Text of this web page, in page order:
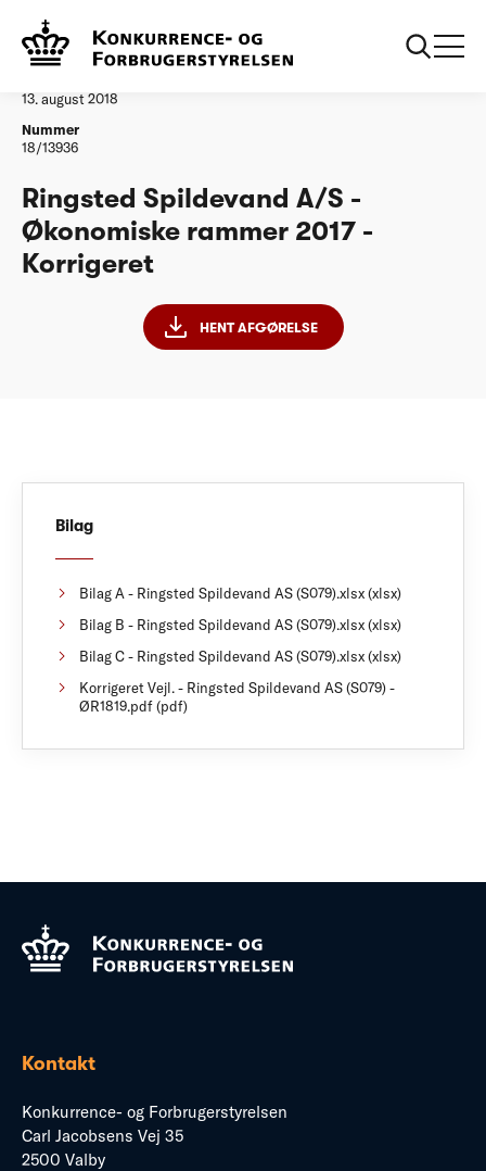
Vandtilsyn
13. august 2018
Nummer
18/13936
Ringsted Spildevand A/S -
Økonomiske rammer 2017 -
Korrigeret
HENT AFGØRELSE
Bilag
Bilag A - Ringsted Spildevand AS (S079).xlsx (xlsx)
Bilag B - Ringsted Spildevand AS (S079).xlsx (xlsx)
Bilag C - Ringsted Spildevand AS (S079).xlsx (xlsx)
Korrigeret Vejl. - Ringsted Spildevand AS (S079) -
ØR1819.pdf (pdf)
Kontakt
Konkurrence- og Forbrugerstyrelsen
Carl Jacobsens Vej 35
2500 Valby